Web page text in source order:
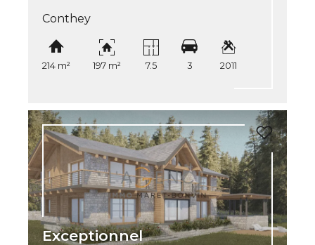
Conthey
214 m² 197 m² 7.5 3 2011
Exceptionnel